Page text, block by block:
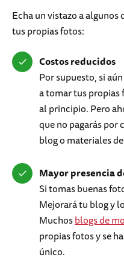
Echa un vistazo a
tus propias fotos:
Costos reducidos
Por supuesto, si
a tomar tus propias
al principio. Pero
que no pagarás por
blog o materiales
Mayor presencia
Si tomas buenas
Mejorará tu blog y
Muchosblogs de
propias fotos y se
único.